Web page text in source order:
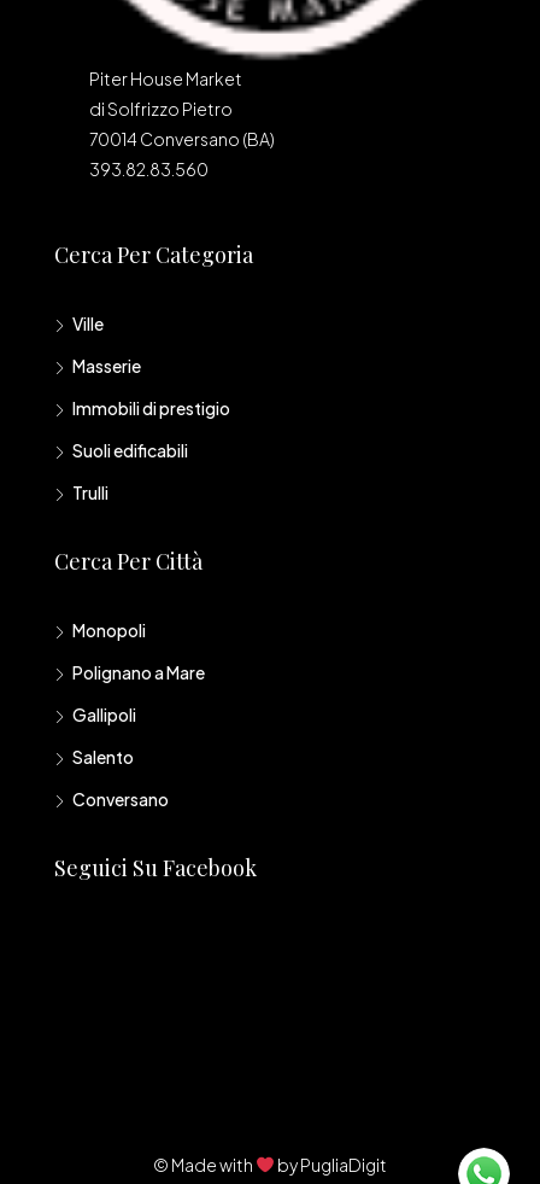
Piter House Market
di Solfrizzo Pietro
70014 Conversano (BA)
393.82.83.560
Cerca Per Categoria
Ville
Masserie
Immobili di prestigio
Suoli edificabili
Trulli
Cerca Per Città
Monopoli
Polignano a Mare
Gallipoli
Salento
Conversano
Seguici Su Facebook
© Made with byPugliaDigit